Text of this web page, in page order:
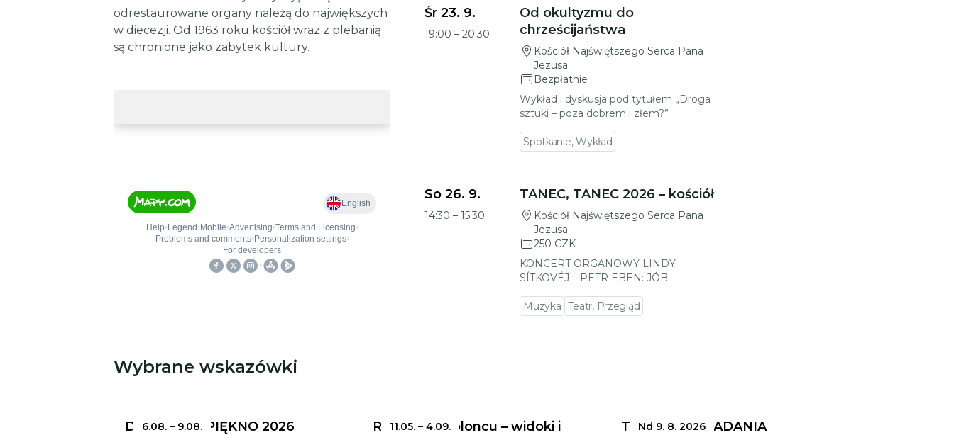
odrestaurowane organy należą do największych
w diecezji. Od 1963 roku kościół wraz z plebanią
są chronione jako zabytek kultury.
Śr 23. 9.
19:00 – 20:30
Od okultyzmu do
chrześcijaństwa
Kościół Najświętszego Serca Pana
Jezusa
Bezpłatnie
Wykład i dyskusja pod tytułem „Droga
sztuki – poza dobrem i złem?”
Spotkanie, Wykład
So 26. 9.
14:30 – 15:30
TANEC, TANEC 2026 – kościół
Kościół Najświętszego Serca Pana
Jezusa
250 CZK
KONCERT ORGANOWY LINDY
SÍTKOVÉJ – PETR EBEN: JÓB
Muzyka Teatr, Przegląd
Wybrane wskazówki
6.08. – 9.08.
DELIKATNE PIĘKNO 2026 11.05. – 4.09.
Ratusz w Jabloncu – widoki i
Nd 9. 8. 2026
TERMINY SKŁADANIA